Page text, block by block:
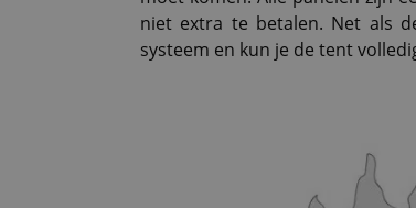
niet extra te betalen. Net als
systeem en kun je de tent